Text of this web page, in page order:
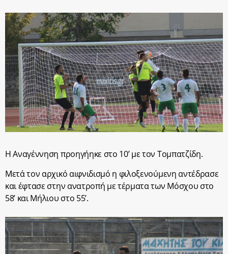
Η Αναγέννηση προηγήηκε στο 10’ με τον Τομπατζίδη.
Μετά τον αρχικό αιφνιδισμό η φιλοξενούμενη αντέδρασε
και έφτασε στην ανατροπή με τέρματα των Μόσχου στο
58’ και Μήλιου στο 55’.